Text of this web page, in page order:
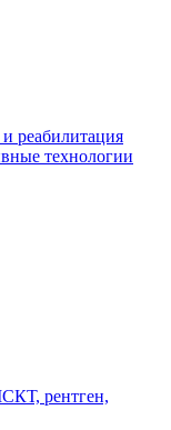
реабилитация
технологии
рентген,